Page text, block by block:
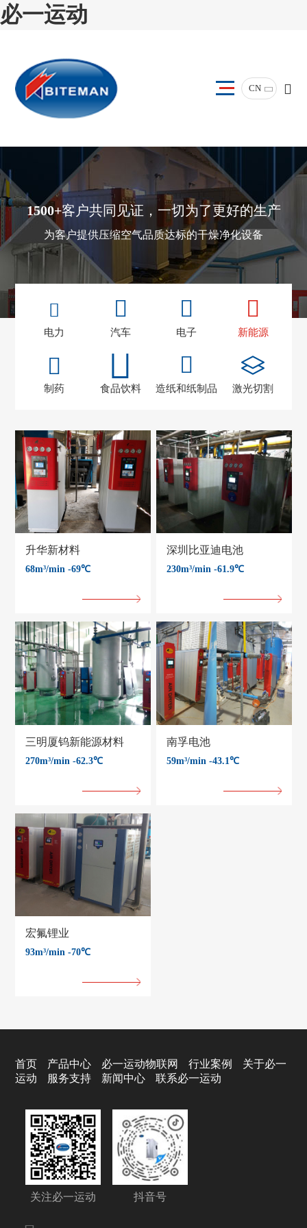
必一运动
CN
1500+客户共同见证，一切为了更好的生产
为客户提供压缩空气品质达标的干燥净化设备
电力 汽车 电子 新能源
制药 食品饮料 造纸和纸制品 激光切割
升华新材料
68m³/min -69℃
深圳比亚迪电池
230m³/min -61.9℃
三明厦钨新能源材料
270m³/min -62.3℃
南孚电池
59m³/min -43.1℃
宏氟锂业
93m³/min -70℃
首页 产品中心 必一运动物联网 行业案例
关于必一
运动
服务支持 新闻中心 联系必一运动
抖音号
关注必一运动